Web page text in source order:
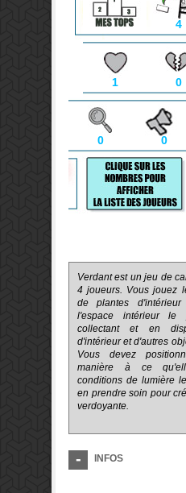
4
1 0
0 0
Verdant est un jeu de
4 joueurs. Vous jouez
de plantes
l'espace intérieur le
collectant et en
d'intérieur et d'autres
Vous devez
manière à ce
conditions de lumière
en prendre soin pour
verdoyante.
INFOS